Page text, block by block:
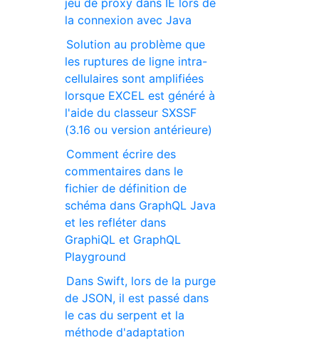
jeu de proxy dans IE lors de
la connexion avec Java
Solution au problème que
les ruptures de ligne intra-
cellulaires sont amplifiées
lorsque EXCEL est généré à
l'aide du classeur SXSSF
(3.16 ou version antérieure)
Comment écrire des
commentaires dans le
fichier de définition de
schéma dans GraphQL Java
et les refléter dans
GraphiQL et GraphQL
Playground
Dans Swift, lors de la purge
de JSON, il est passé dans
le cas du serpent et la
méthode d'adaptation